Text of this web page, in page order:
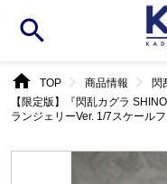
search
home TOPchevron_right 商品情報chevron_right 閃
【限定版】『閃乱カグラ
ランジェリーVer. 1/7スケール